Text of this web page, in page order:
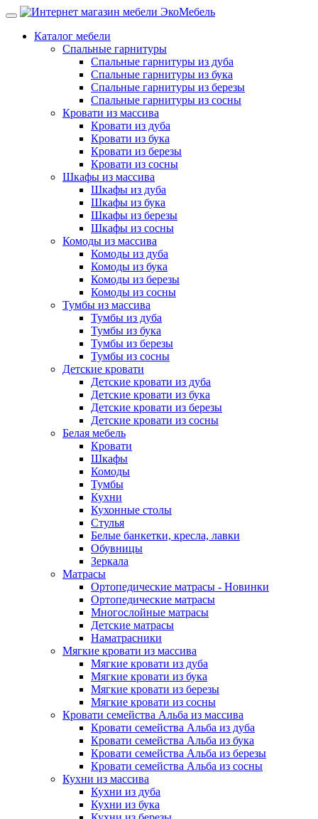
Каталог мебели
Спальные гарнитуры
Спальные гарнитуры из дуба
Спальные гарнитуры из бука
Спальные гарнитуры из березы
Спальные гарнитуры из сосны
Кровати из массива
Кровати из дуба
Кровати из бука
Кровати из березы
Кровати из сосны
Шкафы из массива
Шкафы из дуба
Шкафы из бука
Шкафы из березы
Шкафы из сосны
Комоды из массива
Комоды из дуба
Комоды из бука
Комоды из березы
Комоды из сосны
Тумбы из массива
Тумбы из дуба
Тумбы из бука
Тумбы из березы
Тумбы из сосны
Детские кровати
Детские кровати из дуба
Детские кровати из бука
Детские кровати из березы
Детские кровати из сосны
Белая мебель
Кровати
Шкафы
Комоды
Тумбы
Кухни
Кухонные столы
Стулья
Белые банкетки, кресла, лавки
Обувницы
Зеркала
Матрасы
Ортопедические матрасы - Новинки
Ортопедические матрасы
Многослойные матрасы
Детские матрасы
Наматрасники
Мягкие кровати из массива
Мягкие кровати из дуба
Мягкие кровати из бука
Мягкие кровати из березы
Мягкие кровати из сосны
Кровати семейства Альба из массива
Кровати семейства Альба из дуба
Кровати семейства Альба из бука
Кровати семейства Альба из березы
Кровати семейства Альба из сосны
Кухни из массива
Кухни из дуба
Кухни из бука